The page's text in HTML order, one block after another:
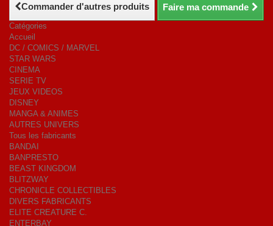
Commander d'autres produits Faire ma commande
Catégories
Accueil
DC / COMICS / MARVEL
STAR WARS
CINEMA
SERIE TV
JEUX VIDEOS
DISNEY
MANGA & ANIMES
AUTRES UNIVERS
Tous les fabricants
BANDAI
BANPRESTO
BEAST KINGDOM
BLITZWAY
CHRONICLE COLLECTIBLES
DIVERS FABRICANTS
ELITE CREATURE C.
ENTERBAY